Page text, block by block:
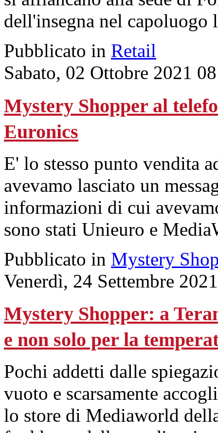
dell'insegna nel capoluogo
Pubblicato in Retail
Sabato, 02 Ottobre 2021
Mystery Shopper al
Euronics
E' lo stesso punto vendita
avevamo lasciato un
informazioni di cui
sono stati Unieuro e
Pubblicato in Mystery
Venerdì, 24 Settembre
Mystery Shopper: a
e non solo per la
Pochi addetti dalle
vuoto e scarsamente
lo store di Mediaworld